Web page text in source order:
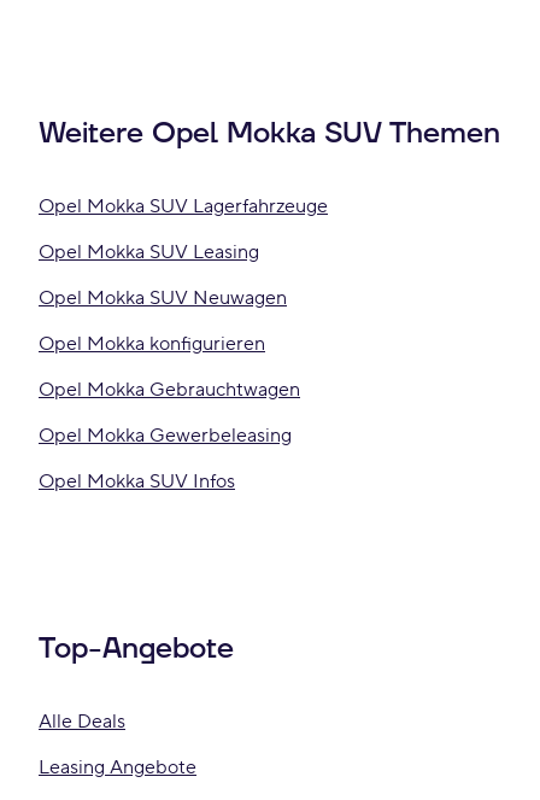
Weitere Opel Mokka SUV Themen
Opel Mokka SUV Lagerfahrzeuge
Opel Mokka SUV Leasing
Opel Mokka SUV Neuwagen
Opel Mokka konfigurieren
Opel Mokka Gebrauchtwagen
Opel Mokka Gewerbeleasing
Opel Mokka SUV Infos
Top-Angebote
Alle Deals
Leasing Angebote